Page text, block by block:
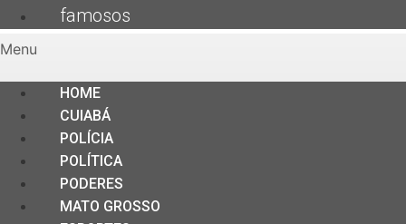
famosos
Menu
HOME
CUIABÁ
POLÍCIA
POLÍTICA
PODERES
MATO GROSSO